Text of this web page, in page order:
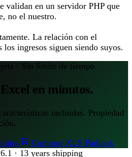
validan en un servidor PHP que
no el nuestro.
La relación con el
los ingresos siguen siendo suyos.
· Sin límite de tiempo
en minutos.
incluidas. Propiedad
Comprar XLS Padlock
· 13 years shipping